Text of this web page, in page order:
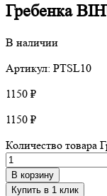
Гребенка
В наличии
Артикул: PTSL10
1150 ₽
1150 ₽
Количество товара
В корзину
Купить в 1 клик